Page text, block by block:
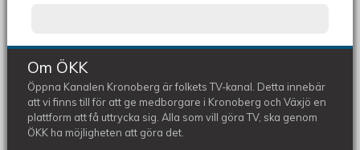
Om ÖKK
Öppna Kanalen Kronoberg är folkets TV-kanal. Detta innebär
att vi finns till för att ge medborgare i Kronoberg och Växjö en
plattform att få uttrycka sig. Alla som vill göra TV, ska genom
ÖKK ha möjligheten att göra det.